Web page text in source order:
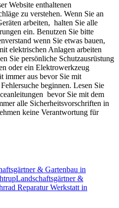
Website enthaltenen
zu verstehen. Wenn Sie an
arbeiten, halten Sie alle
ein. Benutzen Sie bitte
wenn Sie etwas bauen,
elektrischen Anlagen arbeiten
Sie persönliche Schutzausrüstung
oder ein Elektrowerkzeug
immer aus bevor Sie mit
beginnen. Lesen Sie
bevor Sie mit dem
alle Sicherheitsvorschriften in
keine Verantwortung für
& Gartenbau in
Landschaftsgärtner &
Reparatur Werkstatt in